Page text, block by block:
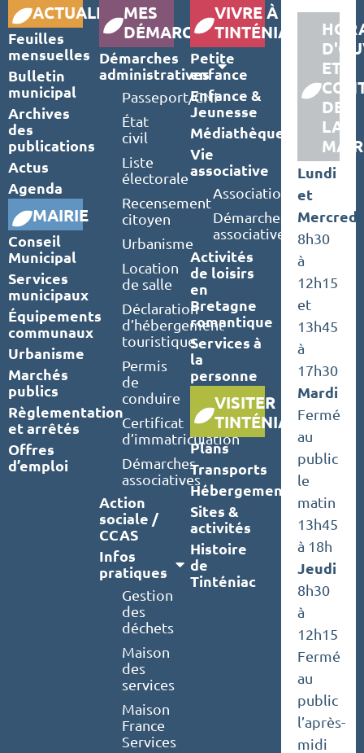
ACTUALITÉS
Feuilles
mensuelles
Bulletin
municipal
Archives
des
publications
Actus
Agenda
MAIRIE
Conseil
Municipal
Services
municipaux
Équipements
communaux
Urbanisme
Marchés
publics
Règlementation
et arrêtés
Offres
d’emploi
MES
DÉMARCHES
Démarches
administratives
Passeport/CNI
État
civil
Liste
électorale
Recensement
citoyen
Urbanisme
Location
de salle
Déclaration
d’hébergement
touristique
Permis
de
conduire
Certificat
d’immatriculation
Démarches
associatives
Action
sociale /
CCAS
Infos
pratiques
Gestion
des
déchets
Maison
des
services
Maison
France
Services
VIVRE À
TINTÉNIAC
Petite
enfance
Enfance &
Jeunesse
Médiathèque
Vie
associative
Associations
Démarches
associatives
Activités
de loisirs
en
Bretagne
romantique
Services à
la
personne
VISITER
TINTÉNIAC
Plans
Transports
Hébergements
Sites &
activités
Histoire
de
Tinténiac
ET
DE
LA
Lundi
et
Mercredi
8h30
à
12h15
et
13h45
à
17h30
Mardi
Fermé
au
public
le
matin
13h45
à 18h
Jeudi
8h30
à
12h15
Fermé
au
public
l’après-
midi